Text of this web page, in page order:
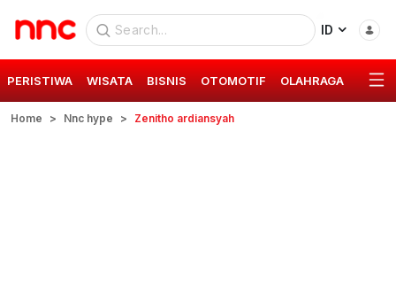
ID
PERISTIWA WISATA BISNIS OTOMOTIF OLAHRAGA GAYA
Home Nnc hype Zenitho ardiansyah